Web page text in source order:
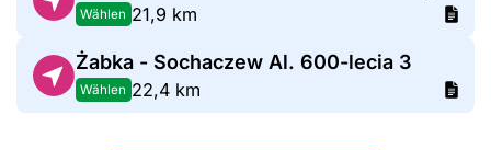
Wählen 21,9 km
Żabka - Sochaczew Al. 600-lecia 3
Wählen 22,4 km